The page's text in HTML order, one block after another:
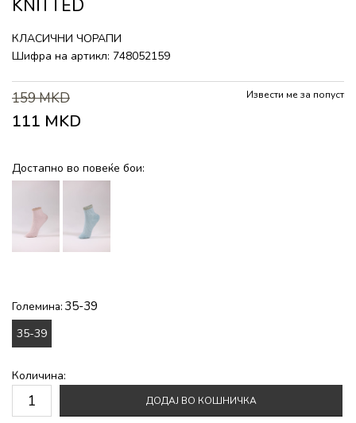
KNITTED
КЛАСИЧНИ ЧОРАПИ
Шифра на артикл: 748052159
159MKD
111 MKD
Извести ме за попуст
Достапно во повеќе бои:
Големина: 35-39
35-39
Количина:
ДОДАЈ ВО КОШНИЧКА